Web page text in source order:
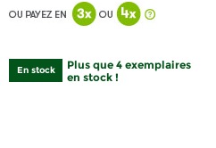
En stock
Plus que 4 exemplaires
en stock !